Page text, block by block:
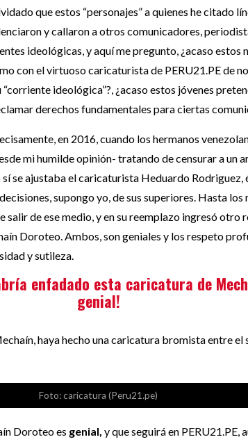
que estos “personajes” a quienes he citado
y callaron a otros comunicadores,
ideológicas, y aquí me pregunto, ¿acaso estos
con el virtuoso caricaturista de PERU21.PE de
ideológica”?, ¿acaso estos jóvenes
derechos fundamentales para ciertas
en 2016, cuando los hermanos
mi humilde opinión- tratando de censurar a un
sí se ajustaba el caricaturista Heduardo
supongo yo, de sus superiores. Hasta
salir de ese medio, y en su reemplazo ingresó otro
Doroteo. Ambos, son geniales y los respeto
y sutileza.
enfadado esta caricatura de
genial!
haya hecho una caricatura bromista entre el
Foto: caricatura (Peru21.pe)
Doroteo es genial, y que seguirá en PERU21.PE,